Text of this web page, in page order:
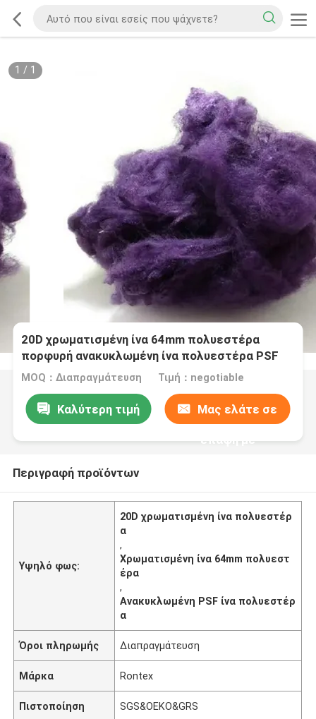
1 / 1
20D χρωματισμένη ίνα 64mm πολυεστέρα
πορφυρή ανακυκλωμένη ίνα πολυεστέρα PSF
MOQ：Διαπραγμάτευση Τιμή：negotiable
Καλύτερη τιμή Μας ελάτε σε
επαφή με
Περιγραφή προϊόντων
Υψηλό φως:
20D χρωματισμένη ίνα πολυεστέρ
α
,
Χρωματισμένη ίνα 64mm πολυεστ
έρα
,
Ανακυκλωμένη PSF ίνα πολυεστέρ
α
Όροι πληρωμής Διαπραγμάτευση
Μάρκα Rontex
Πιστοποίηση SGS&OEKO&GRS